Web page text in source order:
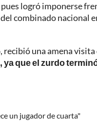
pues logró imponerse
combinado nacional
recibió una amena visita
que el zurdo
un jugador de cuarta"